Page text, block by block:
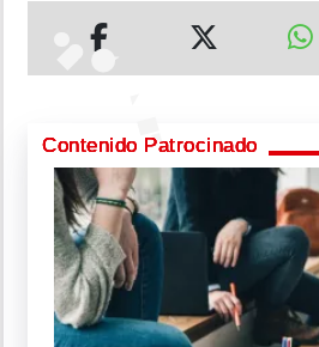
e
l
o
f
o
l
Contenido Patrocinado